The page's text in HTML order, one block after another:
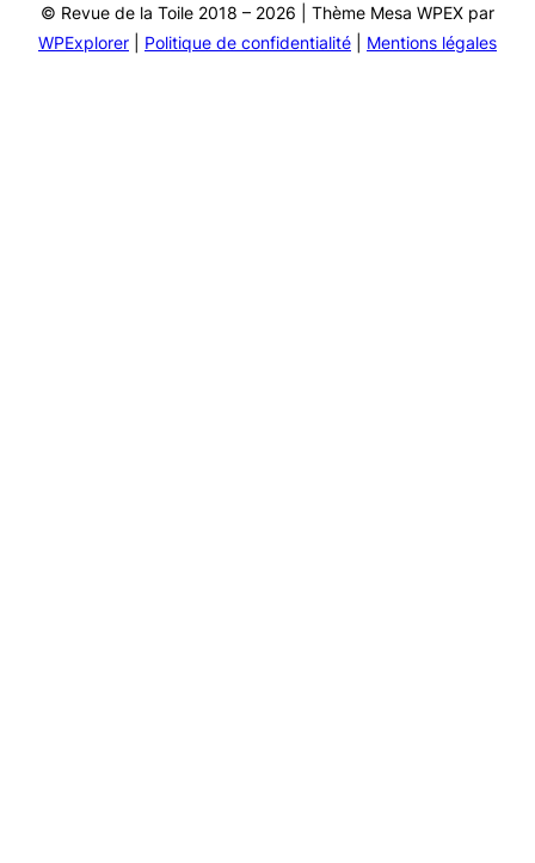
© Revue de la Toile 2018 – 2026 | Thème Mesa WPEX par
WPExplorer
Politique de confidentialité Mentions légales